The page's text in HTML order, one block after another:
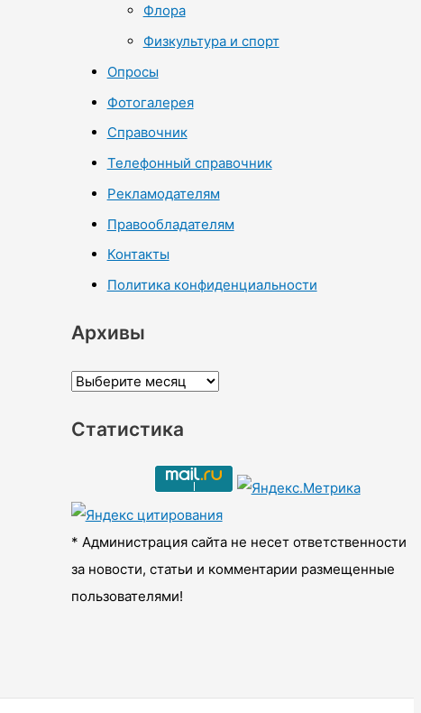
Флора
Физкультура и спорт
Опросы
Фотогалерея
Справочник
Телефонный справочник
Рекламодателям
Правообладателям
Контакты
Политика конфиденциальности
Архивы
А
х
ы
Статистика
* Администрация сайта не несет ответственности
за новости, статьи и комментарии размещенные
пользователями!